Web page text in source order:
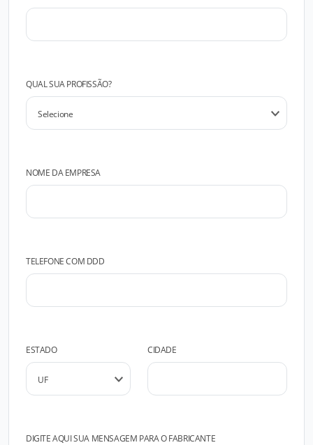
QUAL SUA PROFISSÃO?
NOME DA EMPRESA
TELEFONE COM DDD
ESTADO CIDADE
DIGITE AQUI SUA MENSAGEM PARA O FABRICANTE